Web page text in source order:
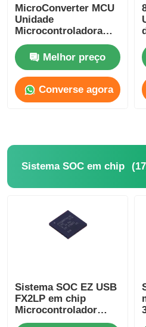
Circuitos integrados de RF
Componentes eletrônicos
Programação PLC
Relé de circuito integrado
Conector
MicroConverter MCU
Unidade
Microcontroladora
24bit 16bit Embutido
62KB
ADuC847BSZ62-5
Melhor preço
Converse agora
Sistema SOC em chip
Sistema SOC EZ USB
FX2LP em chip
Microcontrolador
USB de alta